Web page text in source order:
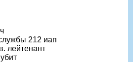
212 иап
лейтенант